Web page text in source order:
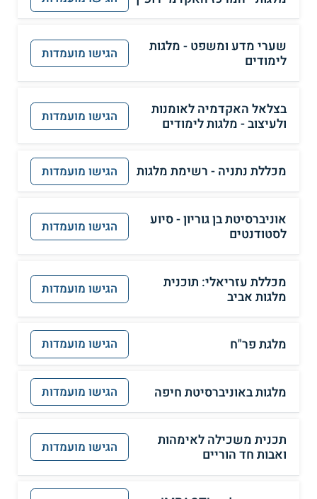
שערי מדע ומשפט - מלגות
לימודים
הגישו מועמדות
בצלאל האקדמיה לאומנות
ולעיצוב - מלגות לימודים
הגישו מועמדות
מכללת נתניה - רשימת מלגות הגישו מועמדות
אוניברסיטת בן גוריון - סיוע
לסטודנטים
הגישו מועמדות
מכללת עזריאלי: תוכנית
מלגות אביב
הגישו מועמדות
מלגת פר"ח הגישו מועמדות
מלגות באוניברסיטת חיפה הגישו מועמדות
תכנית משכילה לאימהות
ואבות חד הוריים
הגישו מועמדות